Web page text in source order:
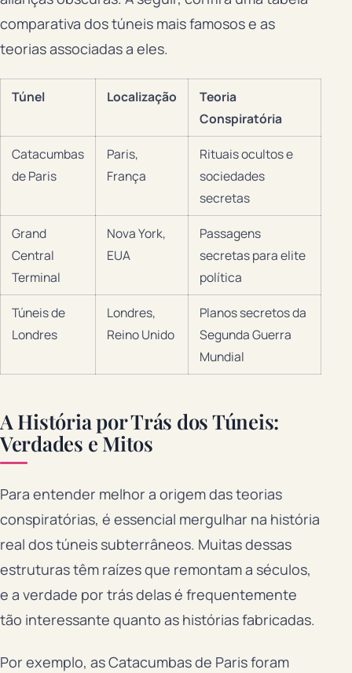
comparativa dos túneis mais famosos e as
teorias associadas a eles.
Túnel Localização
Teoria
Conspiratória
Catacumbas
de Paris
Paris,
França
Rituais ocultos e
sociedades
secretas
Grand
Central
Terminal
Nova York,
EUA
Passagens
secretas para elite
política
Túneis de
Londres
Londres,
Reino Unido
Planos secretos da
Segunda Guerra
Mundial
A História por Trás dos Túneis:
Verdades e Mitos
Para entender melhor a origem das teorias
conspiratórias, é essencial mergulhar na história
real dos túneis subterrâneos. Muitas dessas
estruturas têm raízes que remontam a séculos,
e a verdade por trás delas é frequentemente
tão interessante quanto as histórias fabricadas.
Por exemplo, as Catacumbas de Paris foram